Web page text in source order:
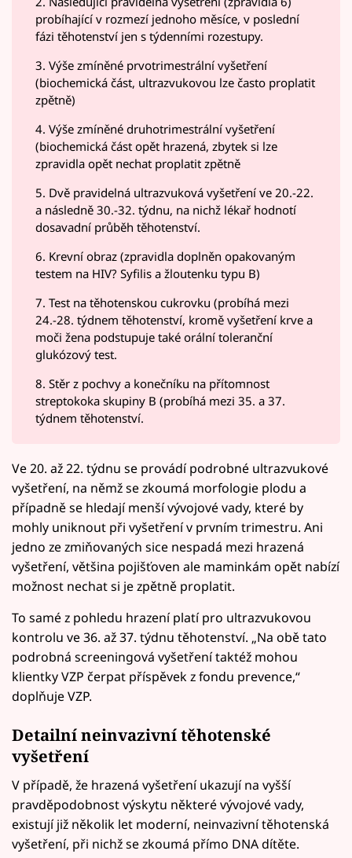
probíhající v rozmezí jednoho měsíce, v poslední
fázi těhotenství jen s týdenními rozestupy.
3. Výše zmíněné prvotrimestrální vyšetření
(biochemická část, ultrazvukovou lze často proplatit
zpětně)
4. Výše zmíněné druhotrimestrální vyšetření
(biochemická část opět hrazená, zbytek si lze
zpravidla opět nechat proplatit zpětně
5. Dvě pravidelná ultrazvuková vyšetření ve 20.-22.
a následně 30.-32. týdnu, na nichž lékař hodnotí
dosavadní průběh těhotenství.
6. Krevní obraz (zpravidla doplněn opakovaným
testem na HIV? Syfilis a žloutenku typu B)
7. Test na těhotenskou cukrovku (probíhá mezi
24.-28. týdnem těhotenství, kromě vyšetření krve a
moči žena podstupuje také orální toleranční
glukózový test.
8. Stěr z pochvy a konečníku na přítomnost
streptokoka skupiny B (probíhá mezi 35. a 37.
týdnem těhotenství.
Ve 20. až 22. týdnu se provádí podrobné ultrazvukové
vyšetření, na němž se zkoumá morfologie plodu a
případně se hledají menší vývojové vady, které by
mohly uniknout při vyšetření v prvním trimestru. Ani
jedno ze zmiňovaných sice nespadá mezi hrazená
vyšetření, většina pojišťoven ale maminkám opět nabízí
možnost nechat si je zpětně proplatit.
To samé z pohledu hrazení platí pro ultrazvukovou
kontrolu ve 36. až 37. týdnu těhotenství. „Na obě tato
podrobná screeningová vyšetření taktéž mohou
klientky VZP čerpat příspěvek z fondu prevence,“
doplňuje VZP.
Detailní neinvazivní těhotenské
vyšetření
V případě, že hrazená vyšetření ukazují na vyšší
pravděpodobnost výskytu některé vývojové vady,
existují již několik let moderní, neinvazivní těhotenská
vyšetření, při nichž se zkoumá přímo DNA dítěte.